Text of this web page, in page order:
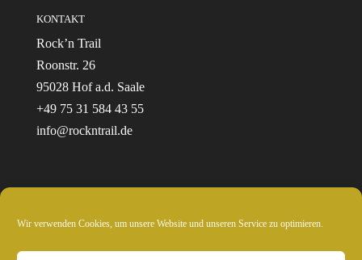
Wir verwenden Cookies, um unsere Website und unseren Service zu optimieren.
KONTAKT
Rock’n Trail
Roonstr. 26
95028 Hof a.d. Saale
+49 75 31 584 43 55
info@rockntrail.de